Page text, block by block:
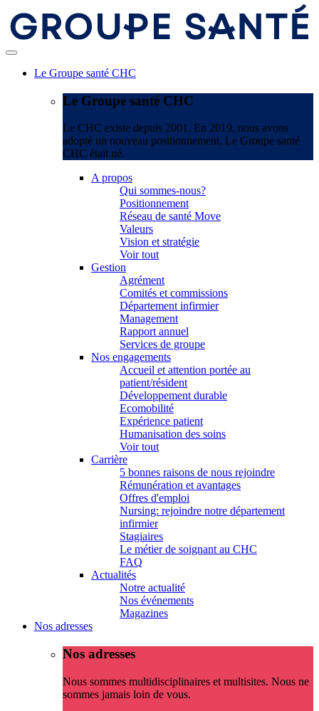
Le Groupe santé CHC
Le Groupe santé CHC
Le CHC existe depuis 2001. En 2019, nous avons
adopté un nouveau positionnement. Le Groupe santé
CHC était né.
A propos
Qui sommes-nous?
Positionnement
Réseau de santé Move
Valeurs
Vision et stratégie
Voir tout
Gestion
Agrément
Comités et commissions
Département infirmier
Management
Rapport annuel
Services de groupe
Nos engagements
Accueil et attention portée au
patient/résident
Développement durable
Ecomobilité
Expérience patient
Humanisation des soins
Voir tout
Carrière
5 bonnes raisons de nous rejoindre
Rémunération et avantages
Offres d'emploi
Nursing: rejoindre notre département
infirmier
Stagiaires
Le métier de soignant au CHC
FAQ
Actualités
Notre actualité
Nos événements
Magazines
Nos adresses
Nos adresses
Nous sommes multidisciplinaires et multisites. Nous ne
sommes jamais loin de vous.